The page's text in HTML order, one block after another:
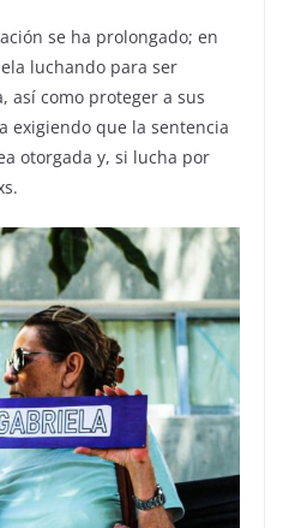
se ha prolongado; en
luchando para ser
así como proteger a sus
exigiendo que la sentencia
otorgada y, si lucha por